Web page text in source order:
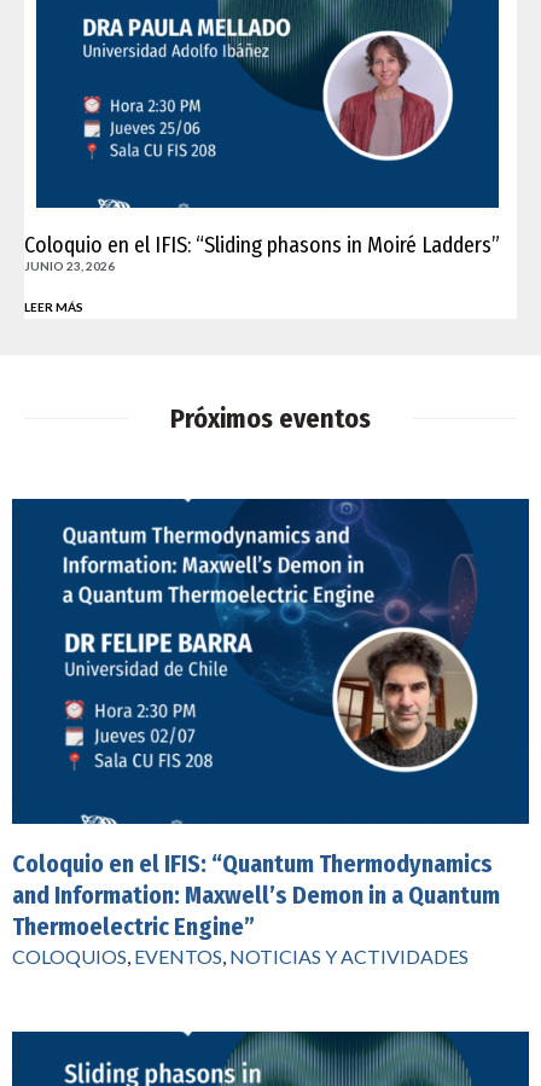
Coloquio en el IFIS: “Sliding phasons in Moiré Ladders”
JUNIO 23, 2026
LEER MÁS
Próximos eventos
Coloquio en el IFIS: “Quantum Thermodynamics
and Information: Maxwell’s Demon in a Quantum
Thermoelectric Engine”
COLOQUIOS, EVENTOS, NOTICIAS Y ACTIVIDADES